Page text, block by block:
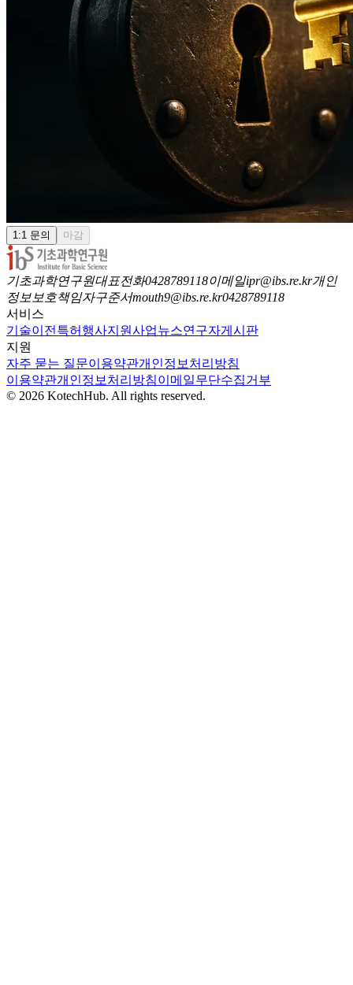
1:1 문의 마감
기초과학연구원대표전화0428789118이메일ipr@ibs.re.kr개인
정보보호책임자구준서mouth9@ibs.re.kr0428789118
서비스
기술이전 특허 행사지원사업뉴스연구자게시판
지원
자주 묻는 질문이용약관개인정보처리방침
이용약관개인정보처리방침이메일무단수집거부
© 2026 KotechHub. All rights reserved.